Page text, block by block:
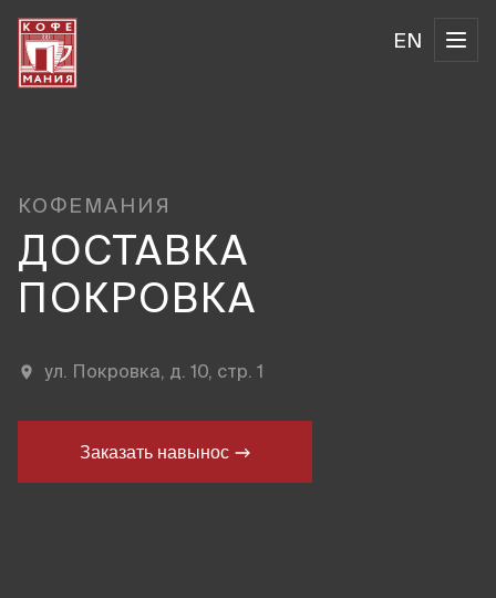
EN
КОФЕМАНИЯ
ДОСТАВКА
ПОКРОВКА
ул. Покровка, д. 10, стр. 1
Заказать навынос